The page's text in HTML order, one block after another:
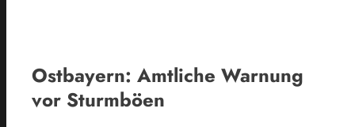
Ostbayern: Amtliche Warnung
vor Sturmböen